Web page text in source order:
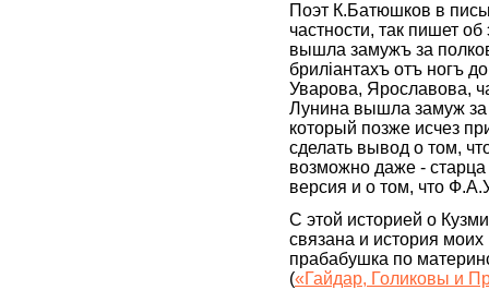
Поэт К.Батюшков в
частности, так пишет
вышла замужъ за
бриліантахъ отъ ногъ
Уварова, Ярославова,
Лунина вышла замуж за
который позже исчез
сделать вывод о том,
возможно даже - старца
версия и о том, что
С этой историей о
связана и история
прабабушка по
(«Гайдар, Голиковы и